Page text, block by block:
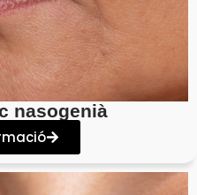
nasogenià